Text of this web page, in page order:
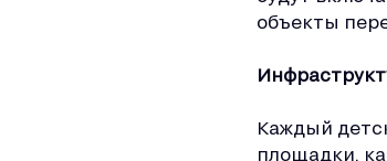
объекты
Каждый
площадки,